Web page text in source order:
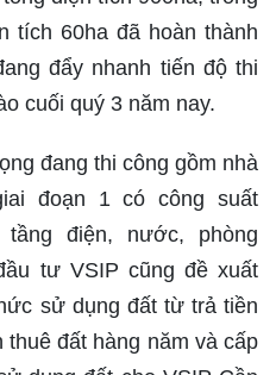
tích 60ha đã hoàn thành
đẩy nhanh tiến độ thi
cuối quý 3 năm nay.
đang thi công gồm nhà
đoạn 1 có công suất
tầng điện, nước, phòng
tư VSIP cũng đề xuất
sử dụng đất từ trả tiền
đất hàng năm và cấp